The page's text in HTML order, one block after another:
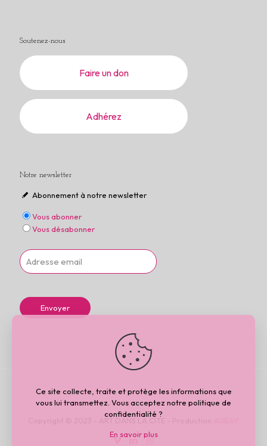
Soutenez-nous
Faire un don
Adhérez
Notre newsletter
Abonnement à notre newsletter
Vous abonner
Vous désabonner
Ce site collecte, traite et protège les informations que
vous lui transmettez. Vous acceptez notre politique de
confidentialité ?
En savoir plus